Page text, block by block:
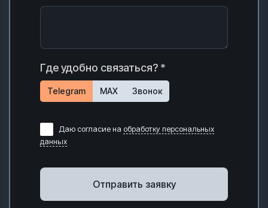
Где удобно связаться? *
Telegram MAX Звонок
Даю согласие на обработку персональных
данных
Отправить заявку